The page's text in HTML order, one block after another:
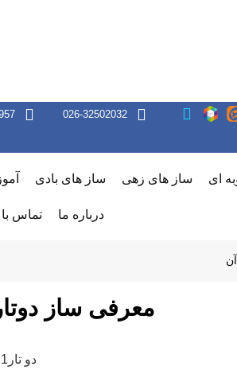
026-32502032
ای ساز های زهی ساز های بادی
درباره ما تماس با
معرفی ساز